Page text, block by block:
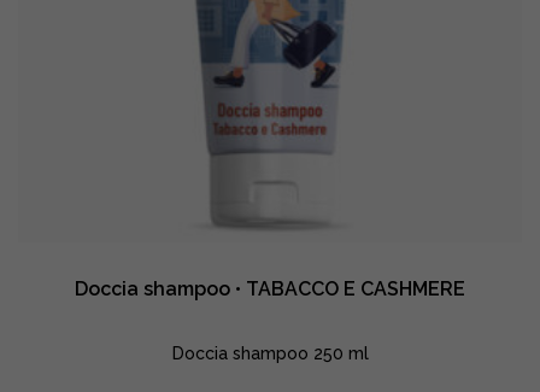
Doccia shampoo • TABACCO E CASHMERE
Doccia shampoo 250 ml